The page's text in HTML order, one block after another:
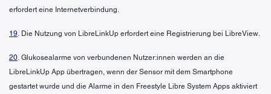
erfordert eine Internetverbindung.
19. Die Nutzung von LibreLinkUp erfordert eine Registrierung bei LibreView.
20. Glukosealarme von verbundenen Nutzer:innen werden an die
LibreLinkUp App übertragen, wenn der Sensor mit dem Smartphone
gestartet wurde und die Alarme in den Freestyle Libre System Apps aktiviert